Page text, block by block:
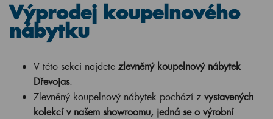
Výprodej koupelnového
nábytku
V této sekci najdete zlevněný koupelnový nábytek
Dřevojas.
Zlevněný koupelnový nábytek pochází z vystavených
kolekcí v našem showroomu, jedná se o výrobní